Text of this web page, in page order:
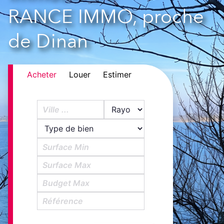
RANCE IMMO, proche
de Dinan
Acheter Louer Estimer